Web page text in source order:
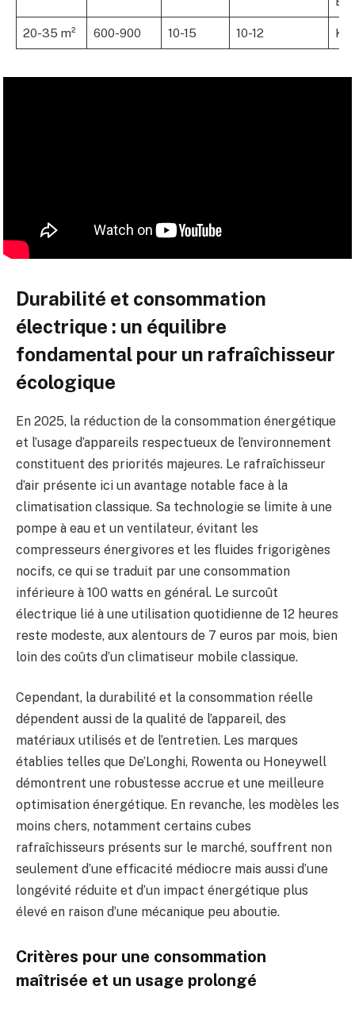
20-35 m² 600-900 10-15 10-12
Durabilité et consommation
électrique : un équilibre
fondamental pour un rafraîchisseur
écologique
En 2025, la réduction de la consommation énergétique
et l’usage d’appareils respectueux de l’environnement
constituent des priorités majeures. Le rafraîchisseur
d’air présente ici un avantage notable face à la
climatisation classique. Sa technologie se limite à une
pompe à eau et un ventilateur, évitant les
compresseurs énergivores et les fluides frigorigènes
nocifs, ce qui se traduit par une consommation
inférieure à 100 watts en général. Le surcoût
électrique lié à une utilisation quotidienne de 12 heures
reste modeste, aux alentours de 7 euros par mois, bien
loin des coûts d’un climatiseur mobile classique.
Cependant, la durabilité et la consommation réelle
dépendent aussi de la qualité de l’appareil, des
matériaux utilisés et de l’entretien. Les marques
établies telles que De’Longhi, Rowenta ou Honeywell
démontrent une robustesse accrue et une meilleure
optimisation énergétique. En revanche, les modèles les
moins chers, notamment certains cubes
rafraîchisseurs présents sur le marché, souffrent non
seulement d’une efficacité médiocre mais aussi d’une
longévité réduite et d’un impact énergétique plus
élevé en raison d’une mécanique peu aboutie.
Critères pour une consommation
maîtrisée et un usage prolongé